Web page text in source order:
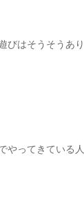
びはそうそうあり
やってきている人